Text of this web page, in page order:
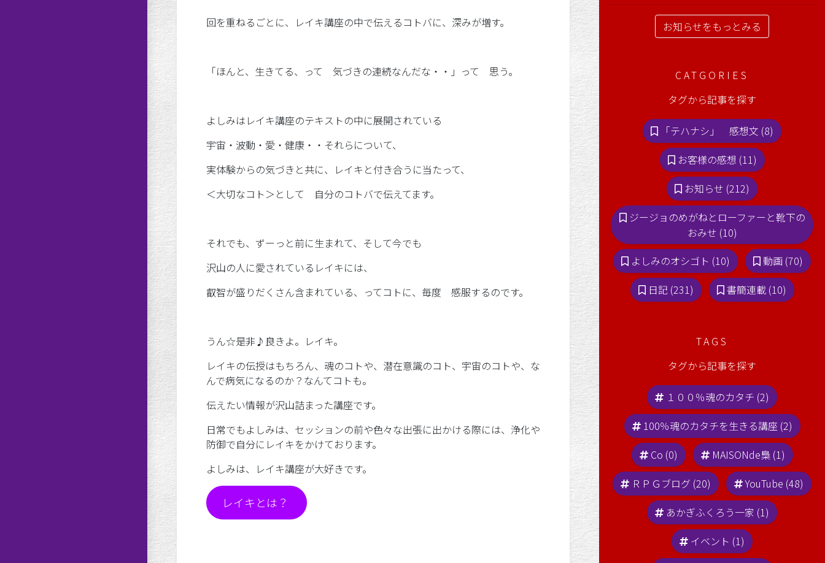
回を重ねるごとに、レイキ講座の中で伝えるコトバに、深みが増す。
「ほんと、生きてる、って 気づきの連続なんだな・・」って 思う。
よしみはレイキ講座のテキストの中に展開されている
宇宙・波動・愛・健康・・それらについて、
実体験からの気づきと共に、レイキと付き合うに当たって、
＜大切なコト＞として 自分のコトバで伝えてます。
それでも、ずーっと前に生まれて、そして今でも
沢山の人に愛されているレイキには、
叡智が盛りだくさん含まれている、ってコトに、毎度 感服するのです。
うん☆是非♪良きよ。レイキ。
レイキの伝授はもちろん、魂のコトや、潜在意識のコト、宇宙のコトや、な
んで病気になるのか？なんてコトも。
伝えたい情報が沢山詰まった講座です。
日常でもよしみは、セッションの前や色々な出張に出かける際には、浄化や
防御で自分にレイキをかけております。
よしみは、レイキ講座が大好きです。
レイキとは？
お知らせをもっとみる
CATGORIES
タグから記事を探す
「テハナシ」 感想文 (8)
お客様の感想 (11)
お知らせ (212)
ジージョのめがねとローファーと靴下の
おみせ (10)
よしみのオシゴト (10)
動画 (70)
日記 (231)
書簡連載 (10)
TAGS
タグから記事を探す
１００％魂のカタチ (2)
100％魂のカタチを生きる講座 (2)
Co (0)
MAISONde梟 (1)
ＲＰＧブログ (20)
YouTube (48)
あかぎふくろう一家 (1)
イベント (1)